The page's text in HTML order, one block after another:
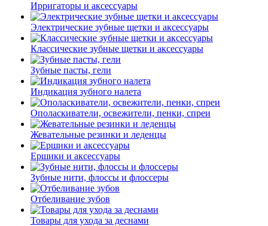
Ирригаторы и аксессуары
Электрические зубные щетки и аксессуары
Классические зубные щетки и аксессуары
Зубные пасты, гели
Индикация зубного налета
Ополаскиватели, освежители, пенки, спреи
Жевательные резинки и леденцы
Ершики и аксессуары
Зубные нити, флоссы и флоссеры
Отбеливание зубов
Товары для ухода за деснами